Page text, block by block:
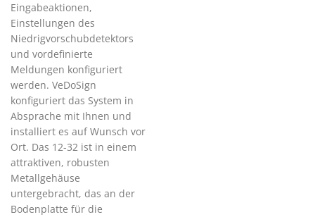
Eingabeaktionen,
Einstellungen des
Niedrigvorschubdetektors
und vordefinierte
Meldungen konfiguriert
werden. VeDoSign
konfiguriert das System in
Absprache mit Ihnen und
installiert es auf Wunsch vor
Ort. Das 12-32 ist in einem
attraktiven, robusten
Metallgehäuse
untergebracht, das an der
Bodenplatte für die